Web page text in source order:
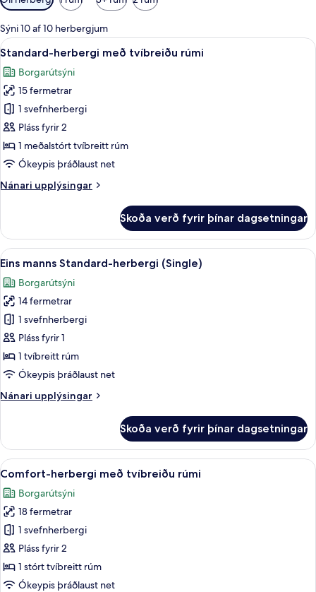
í
boði
fyrir
herbergi
Sýni 10 af 10 herbergjum
Skoða
allar
myndir
fyrir
Standard-
herbergi
með
tvíbreiðu
Standard-herbergi með tvíbreiðu
8
Standard-herbergi með tvíbreiðu rúmi
Borgarútsýni
15 fermetrar
1 svefnherbergi
Pláss fyrir 2
1 meðalstórt tvíbreitt rúm
Ókeypis þráðlaust net
Nánari upplýsingar
Nánari
herbergi
með
tvíbreiðu
Skoða verð fyrir þínar dagsetningar
Skoða
allar
myndir
fyrir
Eins
manns
Standard-
herbergi
(Single)
Öryggishólf í herbergi, skrifborð,
6
Eins manns Standard-herbergi (Single)
Borgarútsýni
14 fermetrar
1 svefnherbergi
Pláss fyrir 1
1 tvíbreitt rúm
Ókeypis þráðlaust net
Nánari upplýsingar
Nánari
manns
Standard-
herbergi
Skoða verð fyrir þínar dagsetningar
Skoða
allar
myndir
fyrir
Comfort-
herbergi
með
tvíbreiðu
Öryggishólf í herbergi, skrifborð,
11
Comfort-herbergi með tvíbreiðu rúmi
Borgarútsýni
18 fermetrar
1 svefnherbergi
Pláss fyrir 2
1 stórt tvíbreitt rúm
Ókeypis þráðlaust net